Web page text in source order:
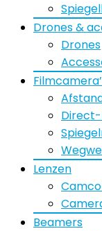
Drones &
Drones
Lenzen
Beamers